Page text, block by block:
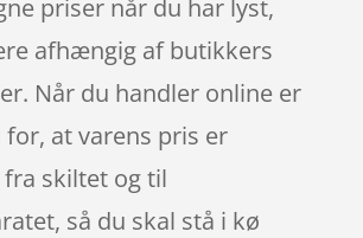
priser når du har lyst,
afhængig af butikkers
Når du handler online er
at varens pris er
skiltet og til
så du skal stå i kø